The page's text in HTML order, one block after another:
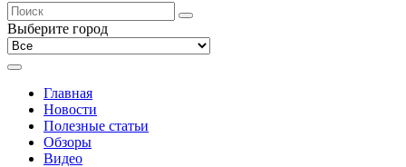
Выберите город
Главная
Новости
Полезные статьи
Обзоры
Видео